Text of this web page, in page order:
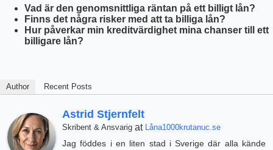
Vad är den genomsnittliga räntan på ett billigt lån?
Finns det några risker med att ta billiga lån?
Hur påverkar min kreditvärdighet mina chanser till ett
billigare lån?
Author Recent Posts
Astrid Stjernfelt
Skribent & Ansvarig at Låna1000krutanuc.se
Jag föddes i en liten stad i Sverige där alla kände